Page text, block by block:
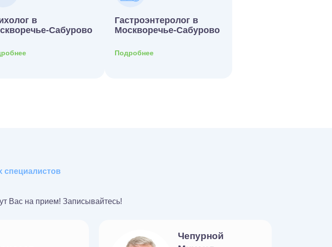
в
Сабурово
Гастроэнтеролог в
Москворечье-Сабурово
Подробнее
специалистов
Вас на прием! Записывайтесь!
Чепурной